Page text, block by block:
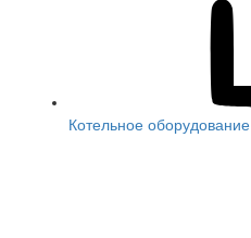
Котельное оборудование